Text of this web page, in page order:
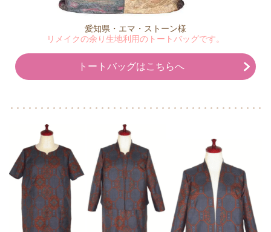
愛知県・エマ・ストーン様
リメイクの余り生地利用のトートバッグです。
トートバッグはこちらへ